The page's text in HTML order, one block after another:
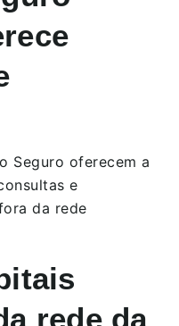
Seguro oferecem a
e
da rede
rede da